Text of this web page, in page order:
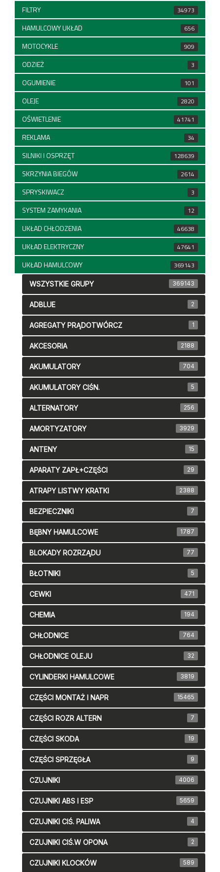
FILTRY 34973
HAMULCOWY UKŁAD 656
MOTOCYKLE 909
ODZIEŻ 3
OGUMIENIE 101
OLEJE 2820
OŚWIETLENIE 41741
REKLAMA 34
SILNIKI I OSPRZĘT 128639
SKRZYNIA BIEGÓW 2614
SPRYSKIWACZ 3
SYSTEM ZAMYKANIA 12
UKŁAD CHŁODZENIA 46638
UKŁAD ELEKTRYCZNY 47641
UKŁAD HAMULCOWY 369143
WSZYSTKIE GRUPY 369143
ADBLUE 2
AGREGATY PRĄDOTWÓRCZ 1
AKCESORIA 2188
AKUMULATORY 704
AKUMULATORY CIŚN. 5
ALTERNATORY 256
AMORTYZATORY 3929
ANTENY 15
APARATY ZAPŁ+CZĘŚCI 29
ATRAPY LISTWY KRATKI 2388
BEZPIECZNIKI 7
BĘBNY HAMULCOWE 1787
BLOKADY ROZRZĄDU 77
BŁOTNIKI 5
CEWKI 471
CHEMIA 194
CHŁODNICE 764
CHŁODNICE OLEJU 32
CYLINDERKI HAMULCOWE 3819
CZĘŚCI MONTAŻ I NAPR 15465
CZĘŚCI ROZR ALTERN 7
CZĘŚCI SKODA 19
CZĘŚCI SPRZĘGŁA 9
CZUJNIKI 4006
CZUJNIKI ABS I ESP 5659
CZUJNIKI CIŚ. PALIWA 4
CZUJNIKI CIŚ.W OPONA 2
CZUJNIKI KLOCKÓW 589